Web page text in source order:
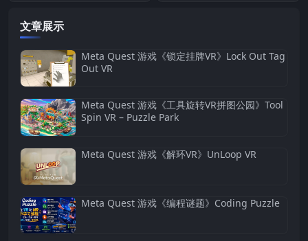
文章展示
Meta Quest 游戏《锁定挂牌VR》Lock Out Tag
Out VR
Meta Quest 游戏《工具旋转VR拼图公园》Tool
Spin VR – Puzzle Park
Meta Quest 游戏《解环VR》UnLoop VR
Meta Quest 游戏《编程谜题》Coding Puzzle